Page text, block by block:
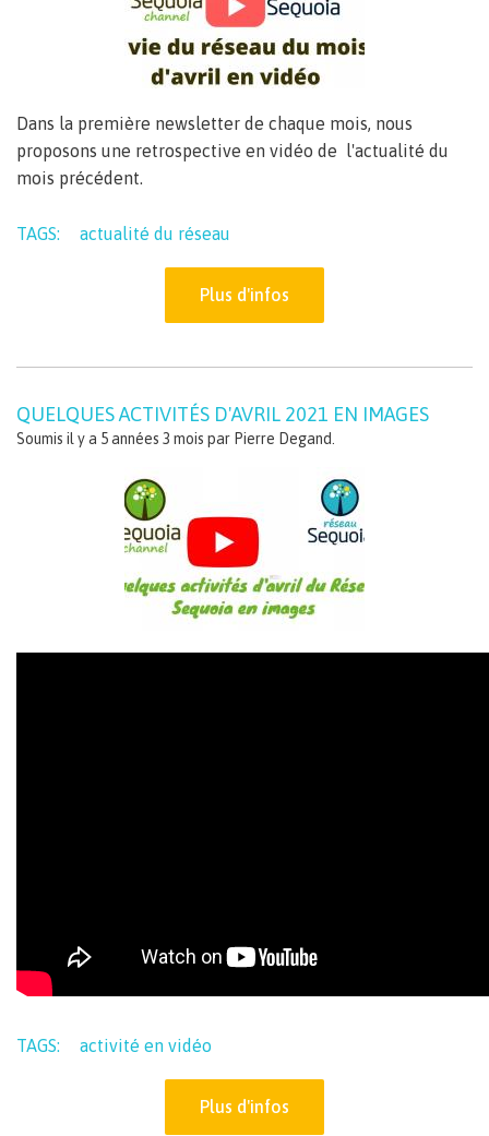
Dans la première newsletter de chaque mois, nous
proposons une retrospective en vidéo de l'actualité du
mois précédent.
TAGS: actualité du réseau
Plus d'infos
QUELQUES ACTIVITÉS D'AVRIL 2021 EN IMAGES
Soumis il y a 5 années 3 mois par Pierre Degand
TAGS: activité en vidéo
Plus d'infos